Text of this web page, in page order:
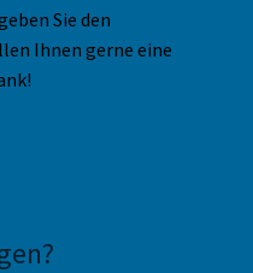
Sie den
Ihnen gerne eine
?